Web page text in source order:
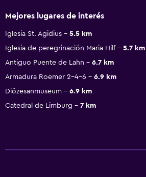
Mejores lugares de interés
Iglesia St. Ägidius
5.5 km
Iglesia de peregrinación Maria Hilf
5.7 km
Antiguo Puente de Lahn
6.7 km
Armadura Roemer 2-4-6
6.9 km
Diözesanmuseum
6.9 km
Catedral de Limburg
7 km